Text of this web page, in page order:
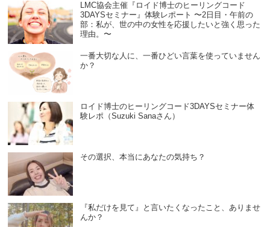
LMC協会主催『ロイド博士のヒーリングコード
3DAYSセミナー』体験レポート 〜2日目・午前の
部：私が、世の中の女性を応援したいと強く思った
理由。〜
一番大切な人に、一番ひどい言葉を使っていません
か？
ロイド博士のヒーリングコード3DAYSセミナー体
験レポ（Suzuki Sanaさん）
その選択、本当にあなたの気持ち？
『私だけを見て』と言いたくなったこと、ありませ
んか？